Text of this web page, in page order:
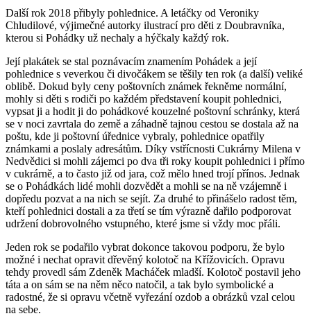
Další rok 2018 přibyly pohlednice. A letáčky od Veroniky
Chludilové, výjimečné autorky ilustrací pro děti z Doubravníka,
kterou si Pohádky už nechaly a hýčkaly každý rok.
Její plakátek se stal poznávacím znamením Pohádek a její
pohlednice s veverkou či divočákem se těšily ten rok (a další) veliké
oblibě. Dokud byly ceny poštovních známek řekněme normální,
mohly si děti s rodiči po každém představení koupit pohlednici,
vypsat ji a hodit ji do pohádkové kouzelné poštovní schránky, která
se v noci zavrtala do země a záhadně tajnou cestou se dostala až na
poštu, kde ji poštovní úřednice vybraly, pohlednice opatřily
známkami a poslaly adresátům. Díky vstřícnosti Cukrárny Milena v
Nedvědici si mohli zájemci po dva tři roky koupit pohlednici i přímo
v cukrárně, a to často již od jara, což mělo hned trojí přínos. Jednak
se o Pohádkách lidé mohli dozvědět a mohli se na ně vzájemně i
dopředu pozvat a na nich se sejít. Za druhé to přinášelo radost těm,
kteří pohlednici dostali a za třetí se tím výrazně dařilo podporovat
udržení dobrovolného vstupného, které jsme si vždy moc přáli.
Jeden rok se podařilo vybrat dokonce takovou podporu, že bylo
možné i nechat opravit dřevěný kolotoč na Křížovicích. Opravu
tehdy provedl sám Zdeněk Macháček mladší. Kolotoč postavil jeho
táta a on sám se na něm něco natočil, a tak bylo symbolické a
radostné, že si opravu včetně vyřezání ozdob a obrázků vzal celou
na sebe.